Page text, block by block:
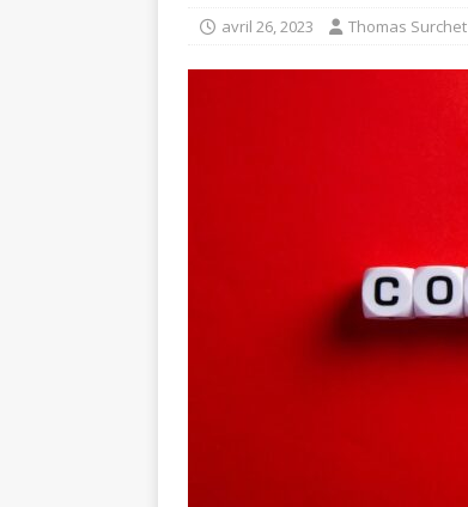
avril 26, 2023 Thomas Surchet